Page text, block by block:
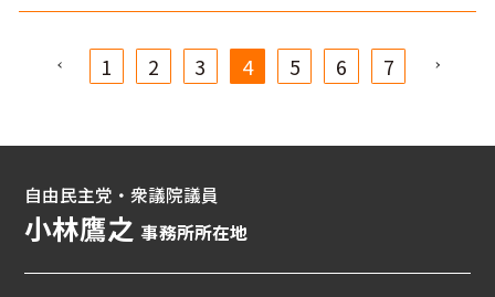
1 2 3 4 5 6 7
自由民主党・衆議院議員
小林鷹之事務所所在地